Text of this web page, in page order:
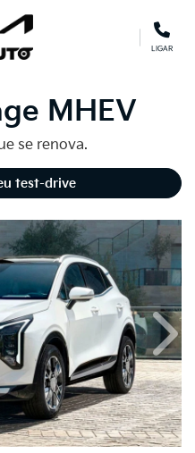
LIGAR
MHEV
se renova.
test-drive